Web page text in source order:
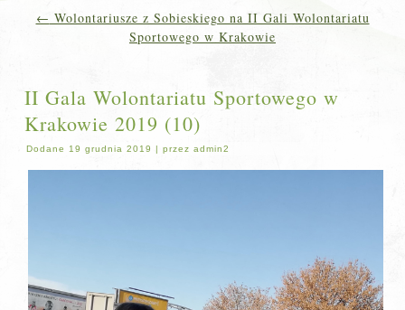
← Wolontariusze z Sobieskiego na II Gali Wolontariatu
Sportowego w Krakowie
II Gala Wolontariatu Sportowego w
Krakowie 2019 (10)
Dodane 19 grudnia 2019 |przez admin2